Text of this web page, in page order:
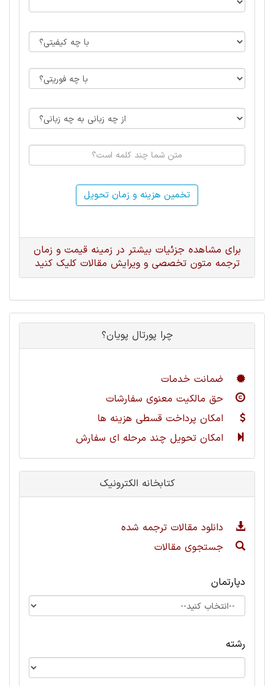
تخمین هزینه و زمان تحویل
برای مشاهده جزئیات بیشتر در زمینه قیمت و زمان
ترجمه متون تخصصی و ویرایش مقالات کلیک کنید
چرا پورتال پویان؟
ضمانت خدمات
حق مالکیت معنوی سفارشات
امکان پرداخت قسطی هزینه ها
امکان تحویل چند مرحله ای سفارش
کتابخانه الکترونیک
دانلود مقالات ترجمه شده
جستجوی مقالات
دپارتمان
رشته